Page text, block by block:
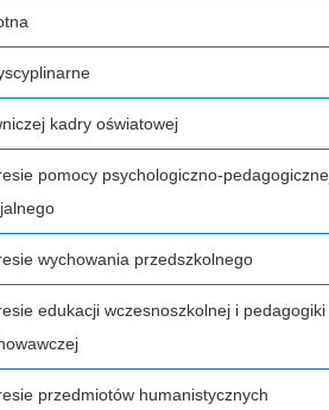
kadry oświatowej
pomocy psychologiczno-
wychowania przedszkolnego
edukacji wczesnoszkolnej i pedagogiki
przedmiotów humanistycznych